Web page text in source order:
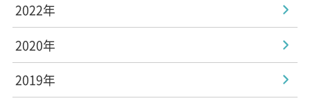
2022年
2020年
2019年